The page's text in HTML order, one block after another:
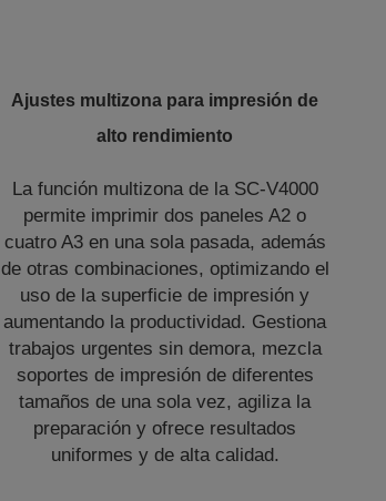
Ajustes multizona para impresión de
alto rendimiento
La función multizona de la SC-V4000
permite imprimir dos paneles A2 o
cuatro A3 en una sola pasada, además
de otras combinaciones, optimizando el
uso de la superficie de impresión y
aumentando la productividad. Gestiona
trabajos urgentes sin demora, mezcla
soportes de impresión de diferentes
tamaños de una sola vez, agiliza la
preparación y ofrece resultados
uniformes y de alta calidad.